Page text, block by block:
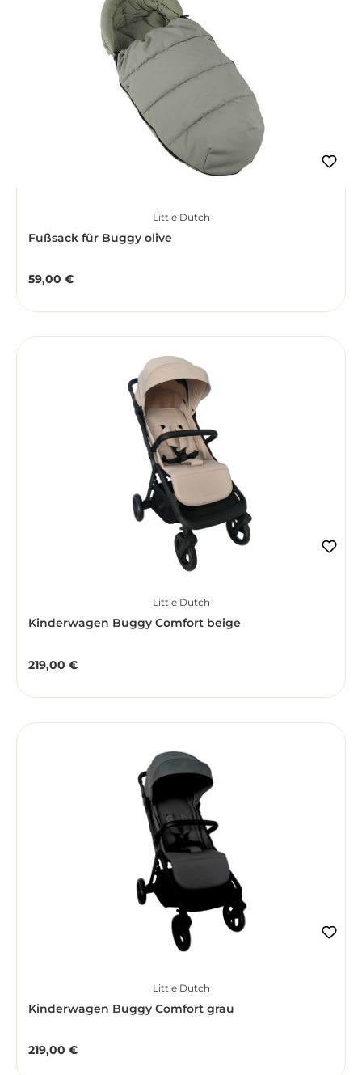
Little Dutch
Fußsack für Buggy olive
Regulärer Preis:
59,00 €
Little Dutch
Kinderwagen Buggy Comfort beige
Regulärer Preis:
219,00 €
Little Dutch
Kinderwagen Buggy Comfort grau
Regulärer Preis:
219,00 €